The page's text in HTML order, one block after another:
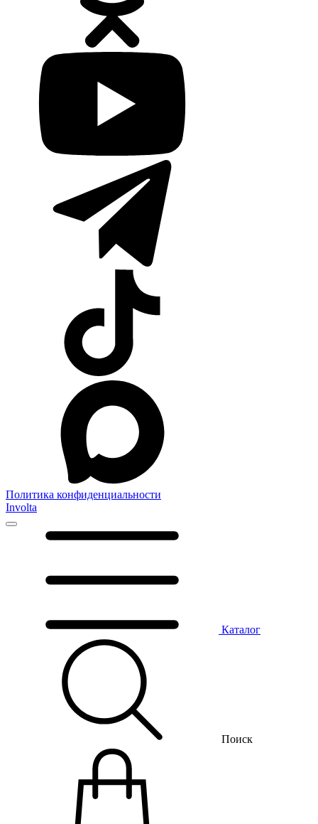
Политика конфиденциальности
Involta
Каталог
Поиск